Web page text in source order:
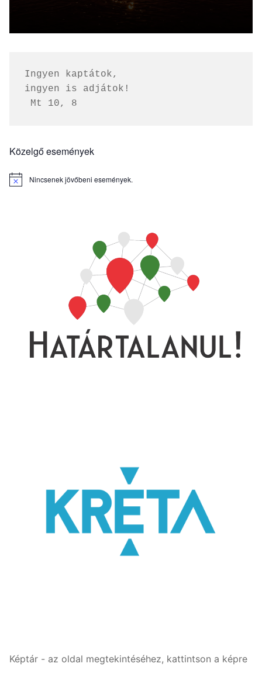
Ingyen kaptátok,
ingyen is adjátok!
Mt 10, 8
Közelgő események
Notice Nincsenek jövőbeni események.
Képtár - az oldal megtekintéséhez, kattintson a képre